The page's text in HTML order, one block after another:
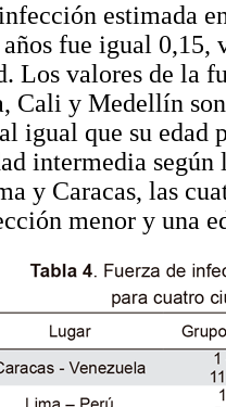
estimada
años fue igual
Los valores de la
Cali y Medellín
igual que su edad
intermedia
y Caracas, las
menor y una